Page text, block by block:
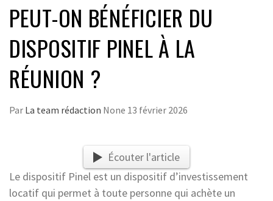
PEUT-ON BÉNÉFICIER DU
DISPOSITIF PINEL À LA
RÉUNION ?
Par La team rédaction None 13 février 2026
Écouter l'article
Le dispositif Pinel est un dispositif d’investissement
locatif qui permet à toute personne qui achète un